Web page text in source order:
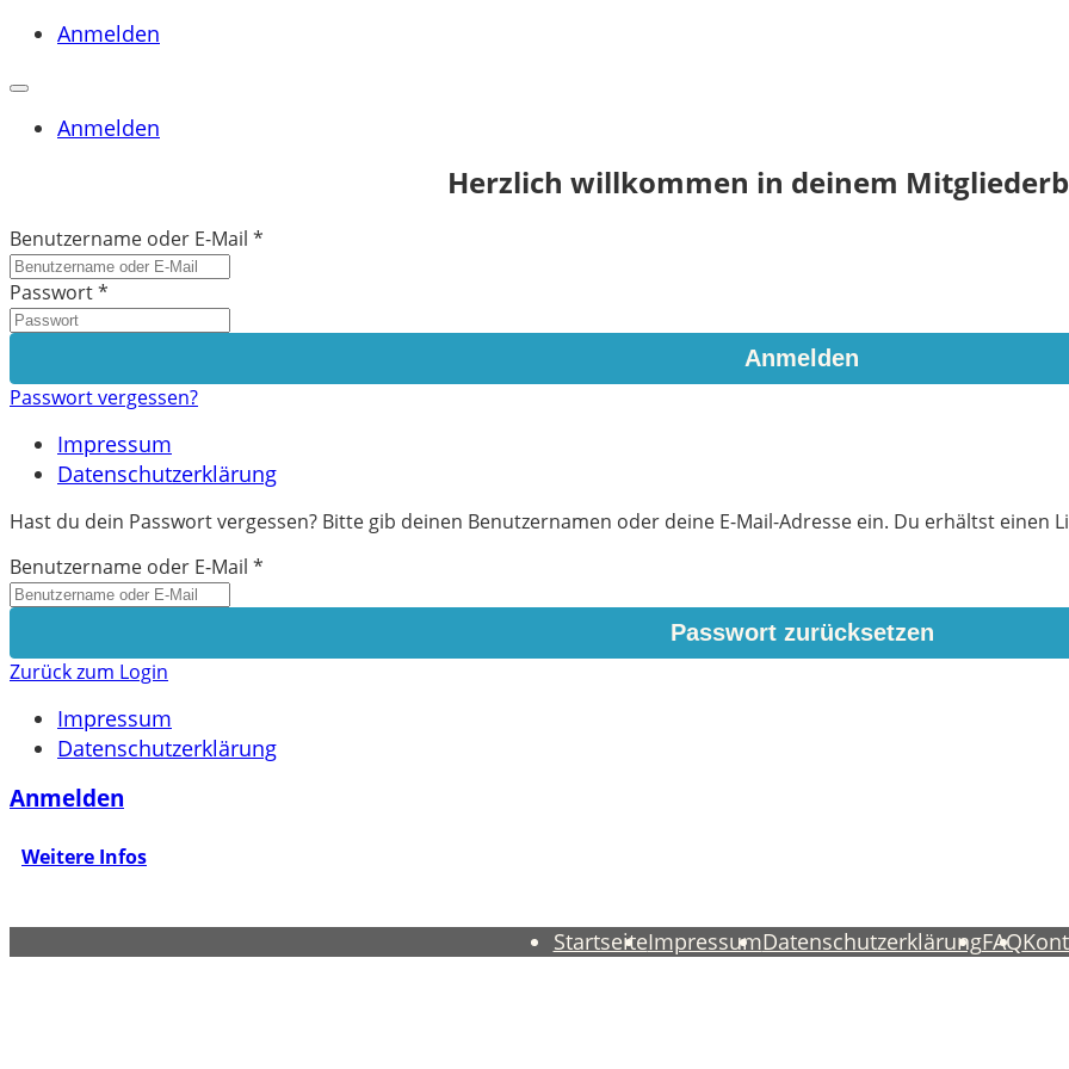
Anmelden
Anmelden
Herzlich willkommen in deinem
Benutzername oder E-Mail *
Passwort*
Passwort vergessen?
Impressum
Datenschutzerklärung
Hast du dein Passwort vergessen? Bitte gib deinen Benutzernamen oder deine E-Mail-Adresse ein. Du erhältst einen
Benutzername oder E-Mail *
Zurück zum Login
Impressum
Datenschutzerklärung
Anmelden
Weitere Infos
StartseiteImpressumDatenschutzerklärungFAQ